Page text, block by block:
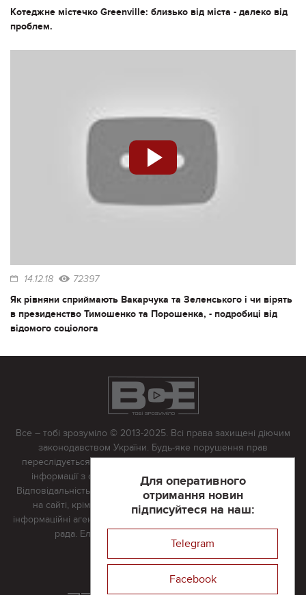
Котеджне містечко Greenville: близько від міста - далеко від
проблем.
14.12.18 72397
Як рівняни сприймають Вакарчука та Зеленського і чи вірять
в президенство Тимошенко та Порошенка, - подробиці від
відомого соціолога
Для оперативного
отримання новин
підписуйтеся на наш:
Telegram
Facebook
Все – тобі зрозуміло © 2013-2025. Всі права захищені діючим
законодавством України. Будь-яке порушення прав
переслідується в судовому порядку. Будь-яке відтворення
інформації з сайту тільки з письмово дозволу редакції.
Відповідальність за достовірність усіх матеріалів, розміщених
на сайті, крім матеріалів, які містять посилання на інші
інформаційні агентства або інтернет-видання, несе редакційна
рада. Електронна пошта:
Реклама на сайті